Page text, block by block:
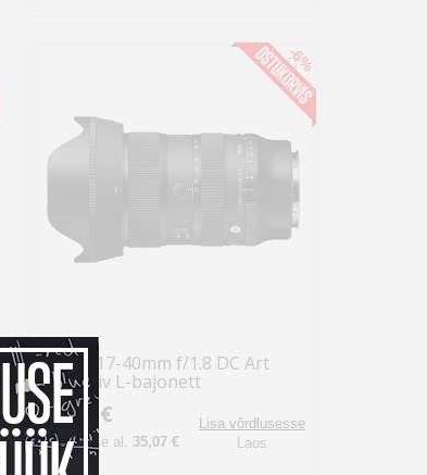
Sigma 17-40mm f/1.8 DC Art
objektiiv L-bajonett
1 029 €
Kuumakse al. 35,07 €
Lisa võrdlusesse
Laos
-6%